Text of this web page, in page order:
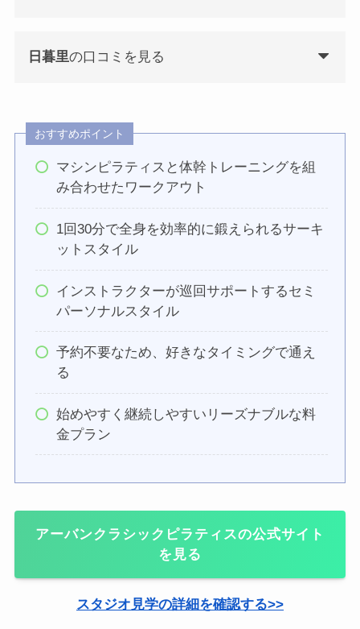
日暮里の口コミを見る
おすすめポイント
マシンピラティスと体幹トレーニングを組
み合わせたワークアウト
1回30分で全身を効率的に鍛えられるサーキ
ットスタイル
インストラクターが巡回サポートするセミ
パーソナルスタイル
予約不要なため、好きなタイミングで通え
る
始めやすく継続しやすいリーズナブルな料
金プラン
アーバンクラシックピラティスの公式サイト
を見る
スタジオ見学の詳細を確認する>>